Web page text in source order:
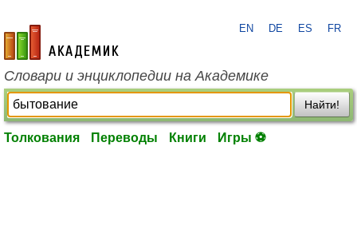
academic.ru
EN DE ES FR
Словари и энциклопедии на Академике
Найти!
Толкования Переводы Книги Игры ⚽